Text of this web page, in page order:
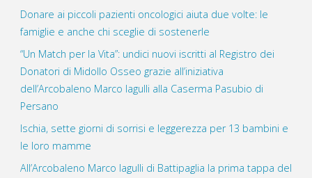
Donare ai piccoli pazienti oncologici aiuta due volte: le
famiglie e anche chi sceglie di sostenerle
“Un Match per la Vita”: undici nuovi iscritti al Registro dei
Donatori di Midollo Osseo grazie all’iniziativa
dell’Arcobaleno Marco Iagulli alla Caserma Pasubio di
Persano
Ischia, sette giorni di sorrisi e leggerezza per 13 bambini e
le loro mamme
All’Arcobaleno Marco Iagulli di Battipaglia la prima tappa del